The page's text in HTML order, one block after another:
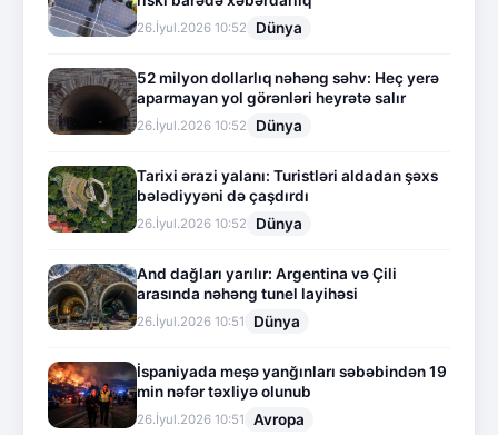
26.İyul.2026 10:52 Dünya
52 milyon dollarlıq nəhəng səhv: Heç yerə
aparmayan yol görənləri heyrətə salır
26.İyul.2026 10:52 Dünya
Tarixi ərazi yalanı: Turistləri aldadan şəxs
bələdiyyəni də çaşdırdı
26.İyul.2026 10:52 Dünya
And dağları yarılır: Argentina və Çili
arasında nəhəng tunel layihəsi
26.İyul.2026 10:51 Dünya
İspaniyada meşə yanğınları səbəbindən 19
min nəfər təxliyə olunub
26.İyul.2026 10:51 Avropa